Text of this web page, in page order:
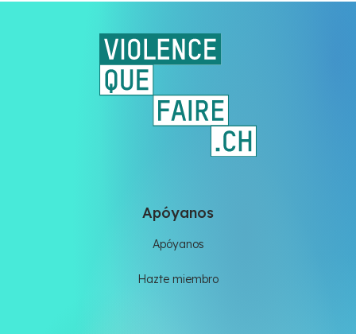
Apóyanos
Apóyanos
Hazte miembro